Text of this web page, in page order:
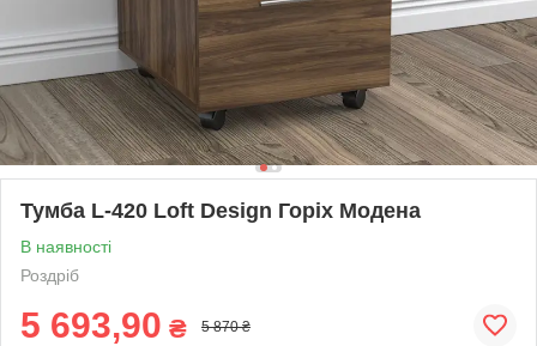
Тумба L-420 Loft Design Горіх Модена
В наявності
Роздріб
5 693,90 ₴ 5 870 ₴